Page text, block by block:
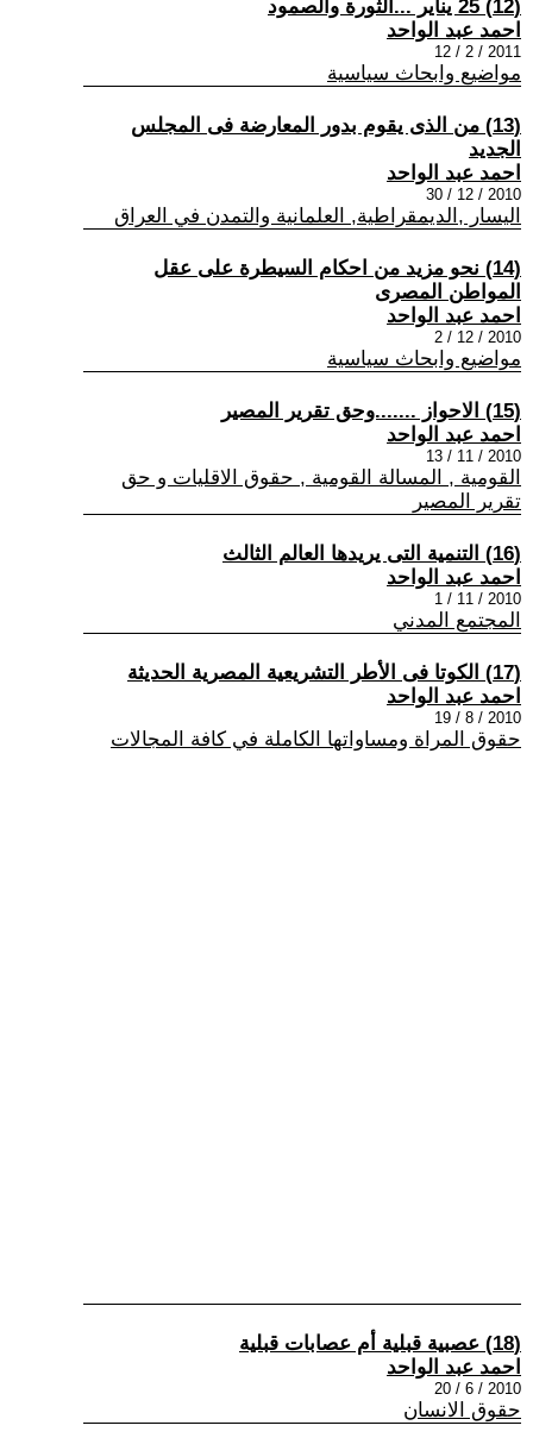
(12) 25 يناير ...الثورة والصمود
احمد عبد الواحد
2011 / 2 / 12
مواضيع وابحاث سياسية
(13) من الذى يقوم بدور المعارضة فى المجلس
الجديد
احمد عبد الواحد
2010 / 12 / 30
اليسار ,الديمقراطية, العلمانية والتمدن في العراق
(14) نحو مزيد من احكام السيطرة على عقل
المواطن المصرى
احمد عبد الواحد
2010 / 12 / 2
مواضيع وابحاث سياسية
(15) الاحواز .......وحق تقرير المصير
احمد عبد الواحد
2010 / 11 / 13
القومية , المسالة القومية , حقوق الاقليات و حق
تقرير المصير
(16) التنمية التى يريدها العالم الثالث
احمد عبد الواحد
2010 / 11 / 1
المجتمع المدني
(17) الكوتا فى الأطر التشريعية المصرية الحديثة
احمد عبد الواحد
2010 / 8 / 19
حقوق المراة ومساواتها الكاملة في كافة المجالات
(18) عصبية قبلية أم عصابات قبلية
احمد عبد الواحد
2010 / 6 / 20
حقوق الانسان